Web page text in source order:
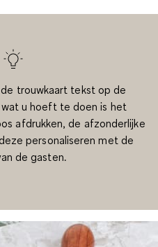
trouwkaart tekst op de
u hoeft te doen is het
afdrukken, de afzonderlijke
personaliseren met de
de gasten.